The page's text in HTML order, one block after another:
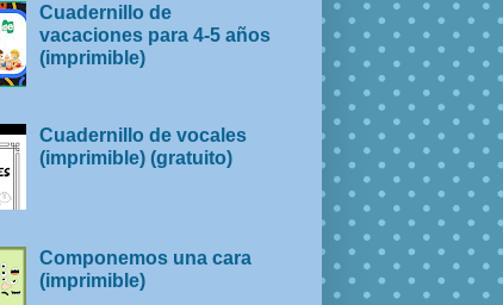
Cuadernillo de
vacaciones para 4-5 años
(imprimible)
Cuadernillo de vocales
(imprimible) (gratuito)
Componemos una cara
(imprimible)